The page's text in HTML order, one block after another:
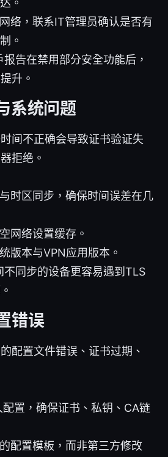
络，联系IT管理员确认是否有
。
告在禁用部分安全功能后，
升。
系统问题
间不正确会导致证书验证失
拒绝。
时区同步，确保时间误差在几
网络设置缓存。
版本与VPN应用版本。
同步的设备更容易遇到TLS
错误
配置文件错误、证书过期、
置，确保证书、私钥、CA链
配置模板，而非第三方修改